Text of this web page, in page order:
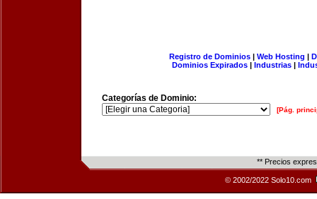
Registro de Dominios| Web Hosting |
Dominios Expirados | Industrias |
Categorías de Dominio:
[Pág.
** Precios
© 2002/2022 Solo10.com